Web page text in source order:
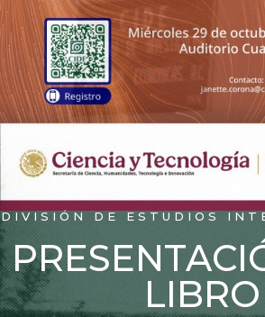
DIVISIÓN DE ESTUDIOS
LIBRO